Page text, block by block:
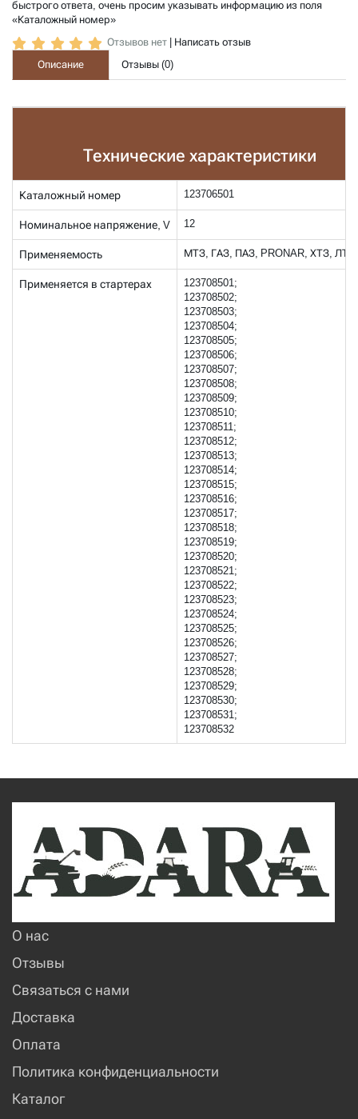
быстрого ответа, очень просим указывать информацию из поля
«Каталожный номер»
Отзывов нет
Написать отзыв
Описание
Отзывы (0)
Технические характеристики
Каталожный номер 123706501
Номинальное напряжение, V 12
Применяемость МТЗ, ГАЗ, ПАЗ, PRONAR, ХТЗ,
Применяется в стартерах
123708501;
123708502;
123708503;
123708504;
123708505;
123708506;
123708507;
123708508;
123708509;
123708510;
123708511;
123708512;
123708513;
123708514;
123708515;
123708516;
123708517;
123708518;
123708519;
123708520;
123708521;
123708522;
123708523;
123708524;
123708525;
123708526;
123708527;
123708528;
123708529;
123708530;
123708531;
123708532
О нас
Отзывы
Связаться с нами
Доставка
Оплата
Политика конфиденциальности
Каталог